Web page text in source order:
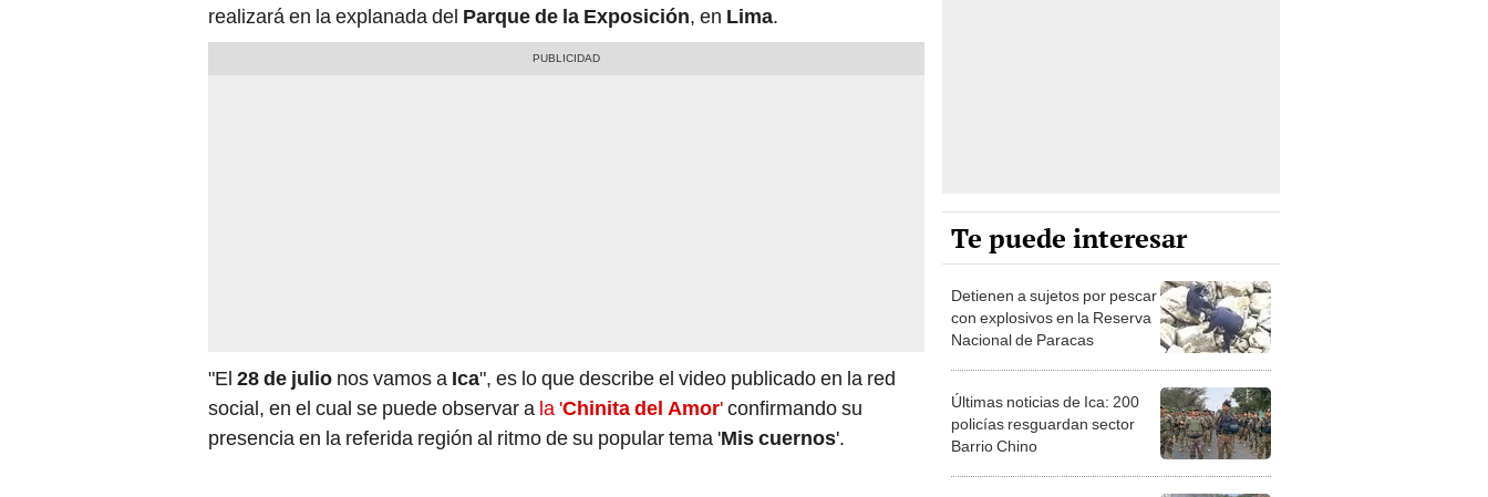
realizará en la explanada del Parque de la Exposición, en Lima.
"El 28 de julio nos vamos a Ica", es lo que describe el video publicado en la red
social, en el cual se puede observar a la 'Chinita del Amor'confirmando su
presencia en la referida región al ritmo de su popular tema 'Mis cuernos'.
Te puede interesar
Detienen a sujetos por pescar
con explosivos en la Reserva
Nacional de Paracas
Últimas noticias de Ica: 200
policías resguardan sector
Barrio Chino